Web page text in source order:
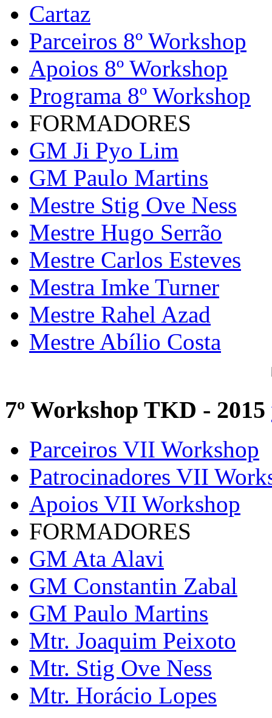
Cartaz
Parceiros 8º Workshop
Apoios 8º Workshop
Programa 8º Workshop
FORMADORES
GM Ji Pyo Lim
GM Paulo Martins
Mestre Stig Ove Ness
Mestre Hugo Serrão
Mestre Carlos Esteves
Mestra Imke Turner
Mestre Rahel Azad
Mestre Abílio Costa
7º Workshop TKD - 2015
Parceiros VII Workshop
Patrocinadores VII
Apoios VII Workshop
FORMADORES
GM Ata Alavi
GM Constantin Zabal
GM Paulo Martins
Mtr. Joaquim Peixoto
Mtr. Stig Ove Ness
Mtr. Horácio Lopes